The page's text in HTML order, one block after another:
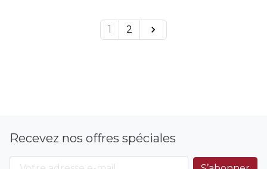
1 2 
Recevez nos offres spéciales